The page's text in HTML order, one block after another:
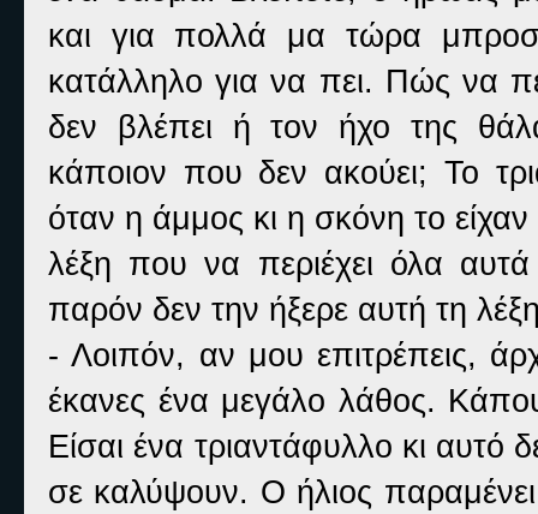
και για πολλά μα τώρα
κατάλληλο για να πει. Πώς να
δεν βλέπει ή τον ήχο της
κάποιον που δεν ακούει; Το
όταν η άμμος κι η σκόνη το
λέξη που να περιέχει όλα
παρόν δεν την ήξερε αυτή τη
- Λοιπόν, αν μου επιτρέπεις,
έκανες ένα μεγάλο λάθος.
Είσαι ένα τριαντάφυλλο κι αυτό
σε καλύψουν. Ο ήλιος